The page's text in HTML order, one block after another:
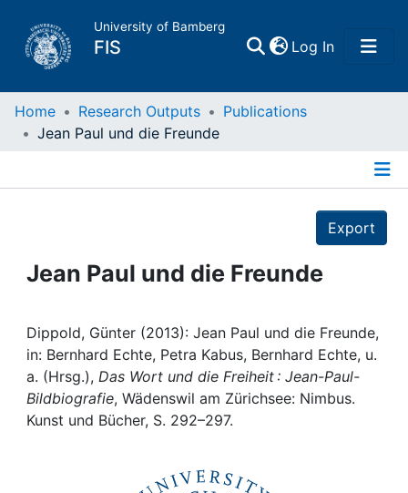
University of Bamberg
FIS Log In(current)
Home
Projects
Institutions
Awards
Home Research Outputs
Publications
Jean Paul und die Freunde
Export
Jean Paul und die Freunde
Dippold, Günter (2013): Jean Paul und die Freunde,
in: Bernhard Echte, Petra Kabus, Bernhard Echte, u.
a. (Hrsg.), Das Wort und die Freiheit : Jean-Paul-
Bildbiografie, Wädenswil am Zürichsee: Nimbus.
Kunst und Bücher, S. 292–297.